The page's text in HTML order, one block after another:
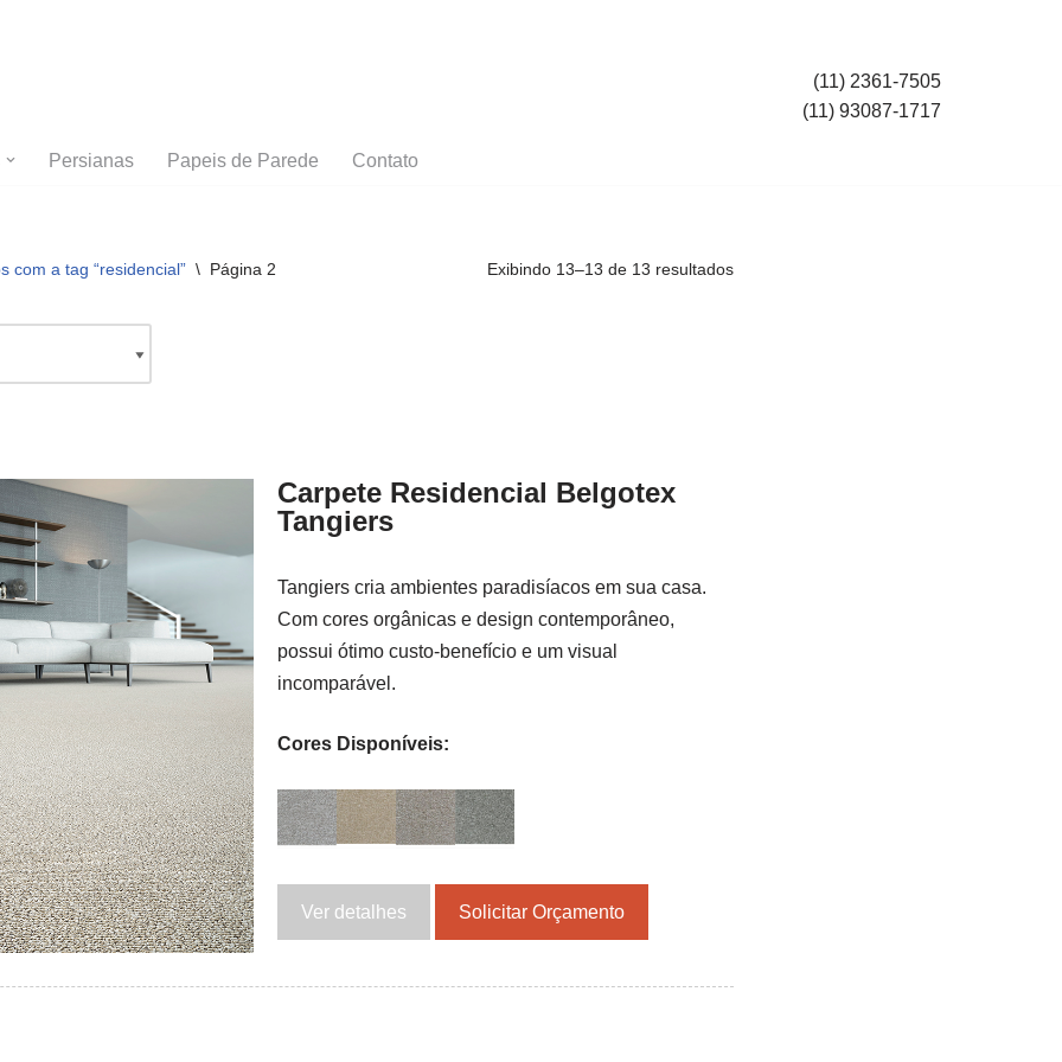
(11) 2361-7505
(11) 93087-1717
Persianas Papeis de Parede Contato
com a tag “residencial” \ Página 2 Exibindo 13–13 de 13 resultados
Carpete Residencial Belgotex
Tangiers
Tangiers cria ambientes paradisíacos em sua casa.
Com cores orgânicas e design contemporâneo,
possui ótimo custo-benefício e um visual
incomparável.
Cores Disponíveis:
Ver detalhes Solicitar Orçamento